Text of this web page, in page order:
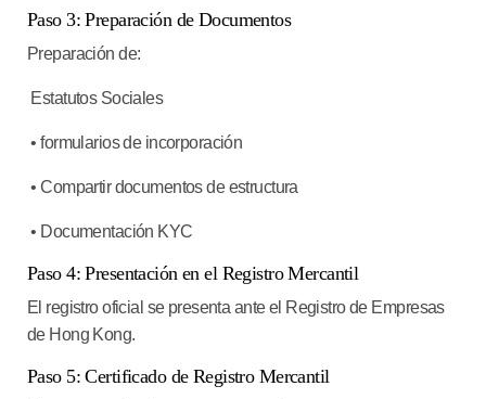
Paso 3: Preparación de Documentos
Preparación de:
Estatutos Sociales
• formularios de incorporación
• Compartir documentos de estructura
• Documentación KYC
Paso 4: Presentación en el Registro Mercantil
El registro oficial se presenta ante el Registro de Empresas
de Hong Kong.
Paso 5: Certificado de Registro Mercantil